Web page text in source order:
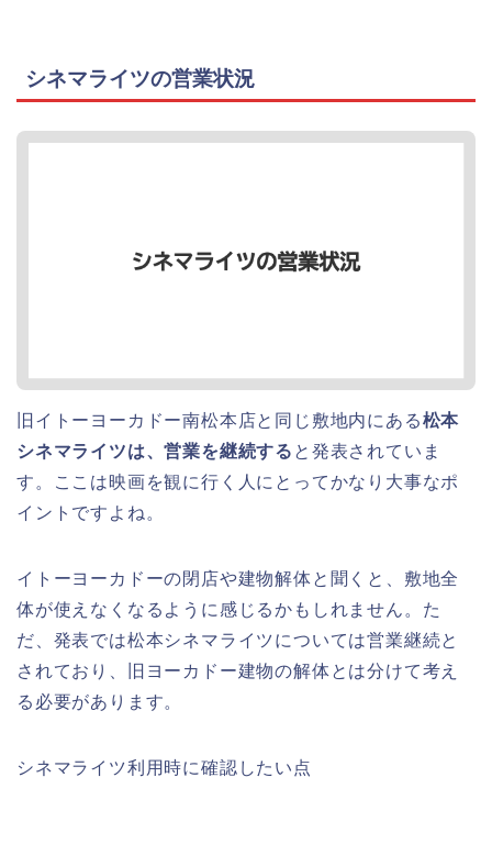
シネマライツの営業状況
旧イトーヨーカドー南松本店と同じ敷地内にある松本
シネマライツは、営業を継続する と発表されていま
す。ここは映画を観に行く人にとってかなり大事なポ
イントですよね。
イトーヨーカドーの閉店や建物解体と聞くと、敷地全
体が使えなくなるように感じるかもしれません。た
だ、発表では松本シネマライツについては営業継続と
されており、旧ヨーカドー建物の解体とは分けて考え
る必要があります。
シネマライツ利用時に確認したい点